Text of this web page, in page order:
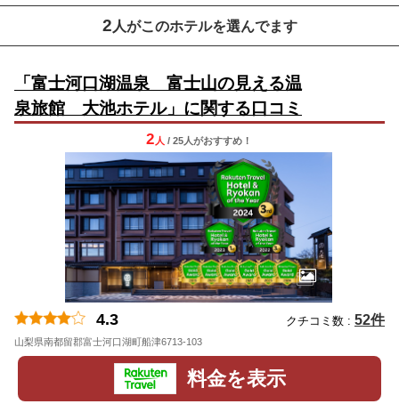
2 人がこのホテルを選んでます
「富士河口湖温泉 富士山の見える温
泉旅館 大池ホテル」に関する口コミ
2 人 / 25人がおすすめ！
4.3 クチコミ数 : 52件
山梨県南都留郡富士河口湖町船津6713-103
料金を表示